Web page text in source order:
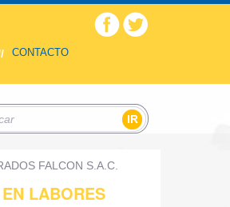
CONTACTO
FALCON S.A.C.
LABORES